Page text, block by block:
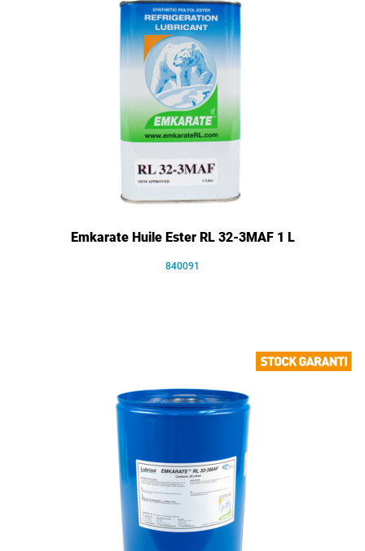
Emkarate Huile Ester RL 32-3MAF 1 L
840091